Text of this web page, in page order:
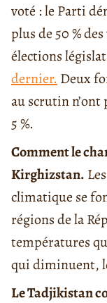
voté : le Parti
plus de 50 %
élections
dernier. Deux
au scrutin n’ont
5 %.
Comment le
Kirghizstan.
climatique se
régions de la
températures
qui diminuent,
Le Tadjikistan